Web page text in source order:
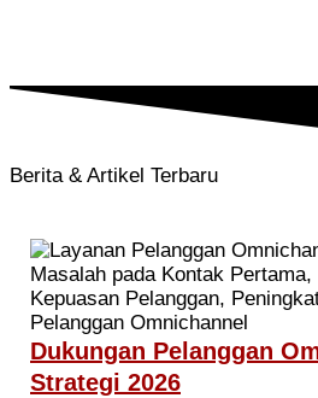
Berita & Artikel Terbaru
Dukungan Pelanggan
Strategi 2026